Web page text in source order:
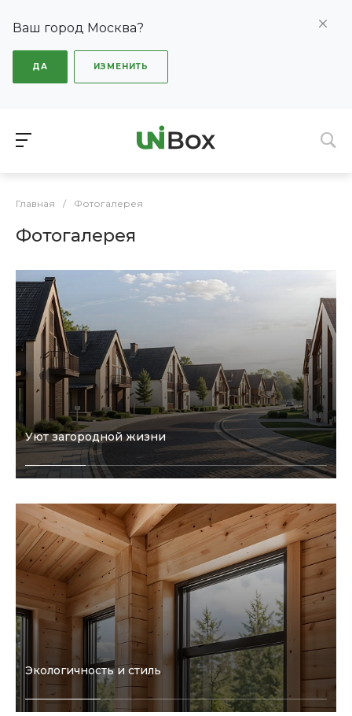
Ваш город Москва?
ДА ИЗМЕНИТЬ
Главная / Фотогалерея
Фотогалерея
Уют загородной жизни
Экологичность и стиль